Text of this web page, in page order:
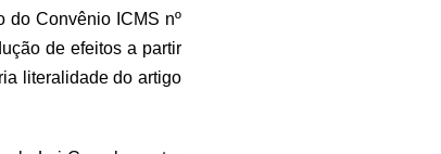
do Convênio ICMS nº
de efeitos a partir
literalidade do artigo